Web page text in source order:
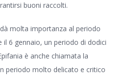
buoni raccolti.
molta importanza al periodo
6 gennaio, un periodo di dodici
è anche chiamata la
periodo molto delicato e critico